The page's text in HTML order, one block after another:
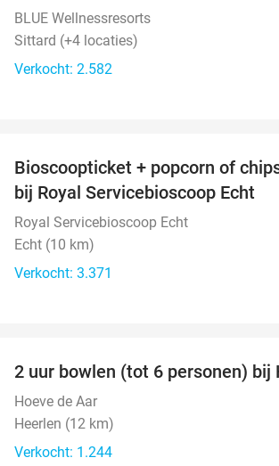
BLUE Wellnessresorts
Sittard (+4 locaties)
Verkocht: 2.582
Bioscoopticket + popcorn of
bij Royal Servicebioscoop Echt
Royal Servicebioscoop Echt
Echt (10 km)
Verkocht: 3.371
2 uur bowlen (tot 6 personen) bij
Hoeve de Aar
Heerlen (12 km)
Verkocht: 1.244